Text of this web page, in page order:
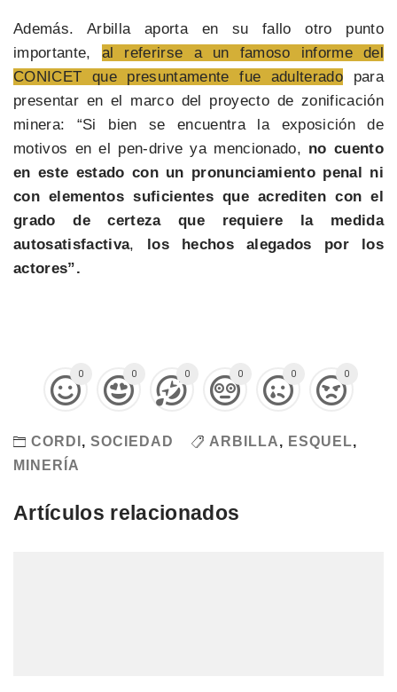
Además. Arbilla aporta en su fallo otro punto
importante, al referirse a un famoso informe del
CONICET que presuntamente fue adulterado para
presentar en el marco del proyecto de zonificación
minera: “Si bien se encuentra la exposición de
motivos en el pen-drive ya mencionado, no cuento
en este estado con un pronunciamiento penal ni
con elementos suficientes que acrediten con el
grado de certeza que requiere la medida
autosatisfactiva, los hechos alegados por los
actores”.
0 0 0 0 0 0
CORDI , SOCIEDAD ARBILLA, ESQUEL,
MINERÍA
Artículos relacionados